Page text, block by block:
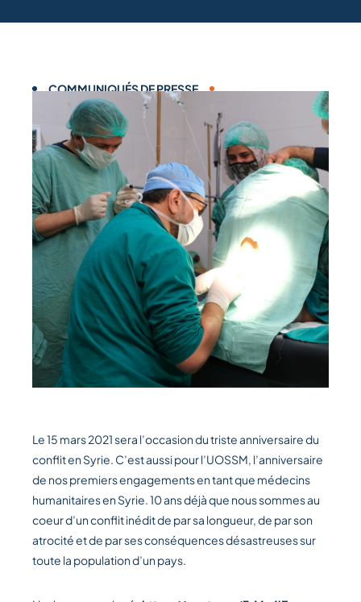
COMMUNIQUÉS DE PRESSE
Le 15 mars 2021 sera l’occasion du triste anniversaire du
conflit en Syrie. C’est aussi pour l’UOSSM, l’anniversaire
de nos premiers engagements en tant que médecins
humanitaires en Syrie. 10 ans déjà que nous sommes au
coeur d’un conflit inédit de par sa longueur, de par son
atrocité et de par ses conséquences désastreuses sur
toute la population d’un pays.